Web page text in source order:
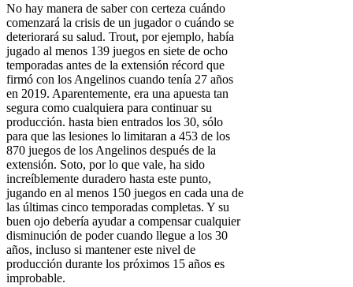
No hay manera de saber con certeza cuándo
comenzará la crisis de un jugador o cuándo se
deteriorará su salud. Trout, por ejemplo, había
jugado al menos 139 juegos en siete de ocho
temporadas antes de la extensión récord que
firmó con los Angelinos cuando tenía 27 años
en 2019. Aparentemente, era una apuesta tan
segura como cualquiera para continuar su
producción. hasta bien entrados los 30, sólo
para que las lesiones lo limitaran a 453 de los
870 juegos de los Angelinos después de la
extensión. Soto, por lo que vale, ha sido
increíblemente duradero hasta este punto,
jugando en al menos 150 juegos en cada una de
las últimas cinco temporadas completas. Y su
buen ojo debería ayudar a compensar cualquier
disminución de poder cuando llegue a los 30
años, incluso si mantener este nivel de
producción durante los próximos 15 años es
improbable.